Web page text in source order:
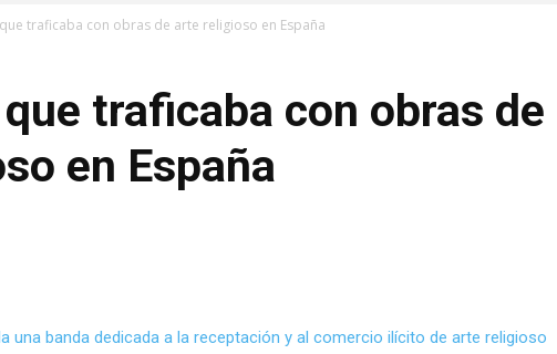
traficaba con obras de arte religioso en España
traficaba con obras de
en España